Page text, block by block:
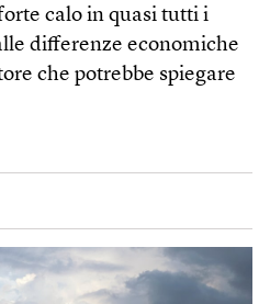
calo in quasi tutti i
differenze economiche
che potrebbe spiegare